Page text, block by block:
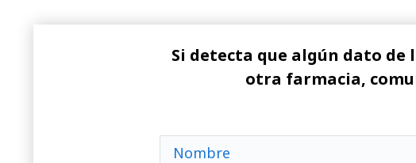
Si detecta que algún dato
otra farmacia,